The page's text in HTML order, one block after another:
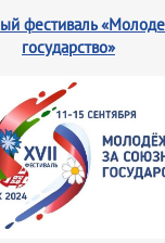
фестиваль
государство»